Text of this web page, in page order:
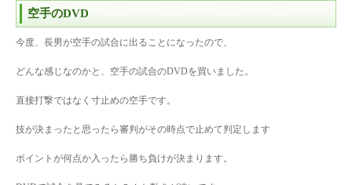
空手のDVD
今度、長男が空手の試合に出ることになったので、
どんな感じなのかと、空手の試合のDVDを買いました。
直接打撃ではなく寸止めの空手です。
技が決まったと思ったら審判がその時点で止めて判定します
ポイントが何点か入ったら勝ち負けが決まります。